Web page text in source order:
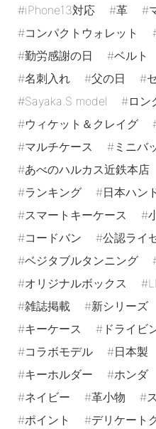
iPhone13対応
革
コンパクトウォレット
勤労感謝の日
ベルト
名刺入れ
父の日
Sayaka.S model
ロン
ウィケット＆クレイグ
マルチケース
ミニバ
あべのハルカス近鉄本店
ランキング
日本ハン
スマートキーケース
コードバン
公認ライ
ベジタブルタンニング
オリジナルボックス
雑誌掲載
新シリーズ
キーケース
ドライビ
コラボモデル
日本製
キーホルダー
ホンダ
ネイビー
革小物
ポイント
デリケート